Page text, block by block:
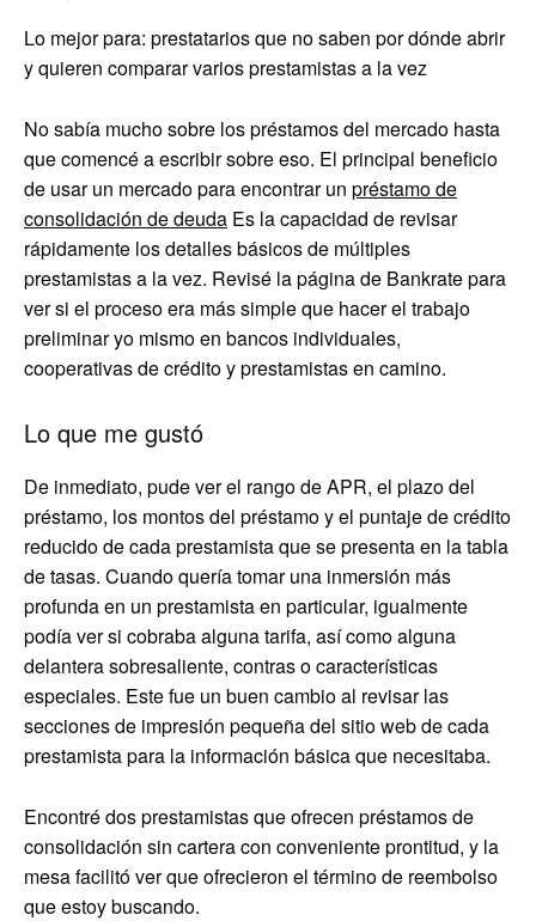
Lo mejor para: prestatarios que no saben por dónde abrir
y quieren comparar varios prestamistas a la vez
No sabía mucho sobre los préstamos del mercado hasta
que comencé a escribir sobre eso. El principal beneficio
de usar un mercado para encontrar un préstamo de
consolidación de deuda Es la capacidad de revisar
rápidamente los detalles básicos de múltiples
prestamistas a la vez. Revisé la página de Bankrate para
ver si el proceso era más simple que hacer el trabajo
preliminar yo mismo en bancos individuales,
cooperativas de crédito y prestamistas en camino.
Lo que me gustó
De inmediato, pude ver el rango de APR, el plazo del
préstamo, los montos del préstamo y el puntaje de crédito
reducido de cada prestamista que se presenta en la tabla
de tasas. Cuando quería tomar una inmersión más
profunda en un prestamista en particular, igualmente
podía ver si cobraba alguna tarifa, así como alguna
delantera sobresaliente, contras o características
especiales. Este fue un buen cambio al revisar las
secciones de impresión pequeña del sitio web de cada
prestamista para la información básica que necesitaba.
Encontré dos prestamistas que ofrecen préstamos de
consolidación sin cartera con conveniente prontitud, y la
mesa facilitó ver que ofrecieron el término de reembolso
que estoy buscando.